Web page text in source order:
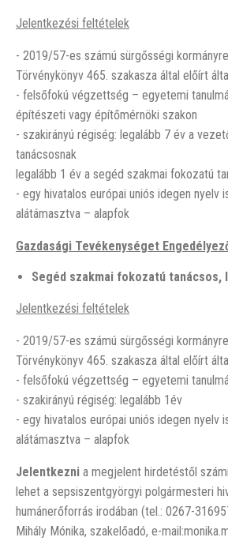
Jelentkezési feltételek
- 2019/57-es számú sürgősségi
Törvénykönyv 465. szakasza által előírt
- felsőfokú végzettség – egyetemi
építészeti vagy építőmérnöki szakon
- szakirányú régiség: legalább 7 év a
tanácsosnak
legalább 1 év a segéd szakmai fokozatú
- egy hivatalos európai uniós idegen nyelv
alátámasztva – alapfok
Gazdasági Tevékenységet
Segéd szakmai fokozatú tanácsos,
Jelentkezési feltételek
- 2019/57-es számú sürgősségi
Törvénykönyv 465. szakasza által előírt
- felsőfokú végzettség – egyetemi
- szakirányú régiség: legalább 1év
- egy hivatalos európai uniós idegen nyelv
alátámasztva – alapfok
Jelentkezni a megjelent hirdetéstől
lehet a sepsiszentgyörgyi polgármesteri
humánerőforrás irodában (tel.: 0267-
Mihály Mónika, szakelőadó, e-